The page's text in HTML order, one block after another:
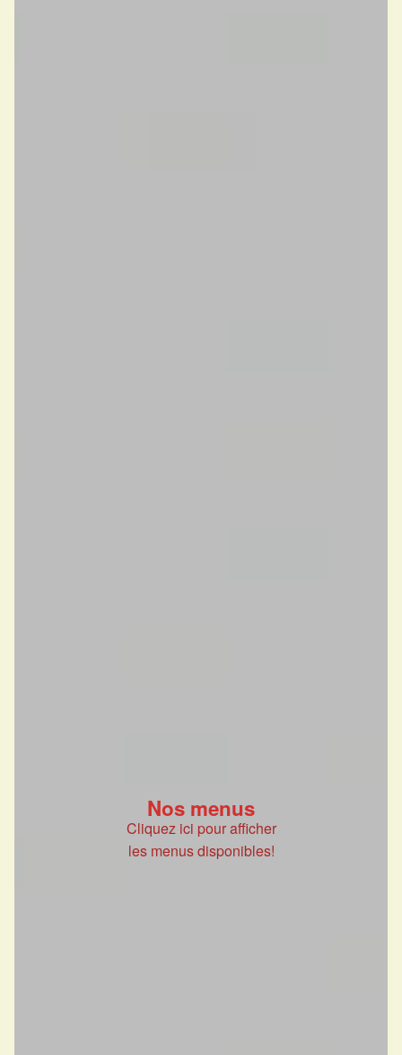
Nos menus
Cliquez ici pour afficher
les menus disponibles!